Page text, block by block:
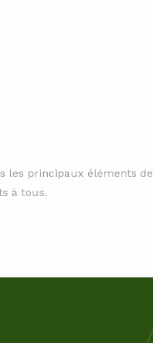
les principaux éléments de
à tous.